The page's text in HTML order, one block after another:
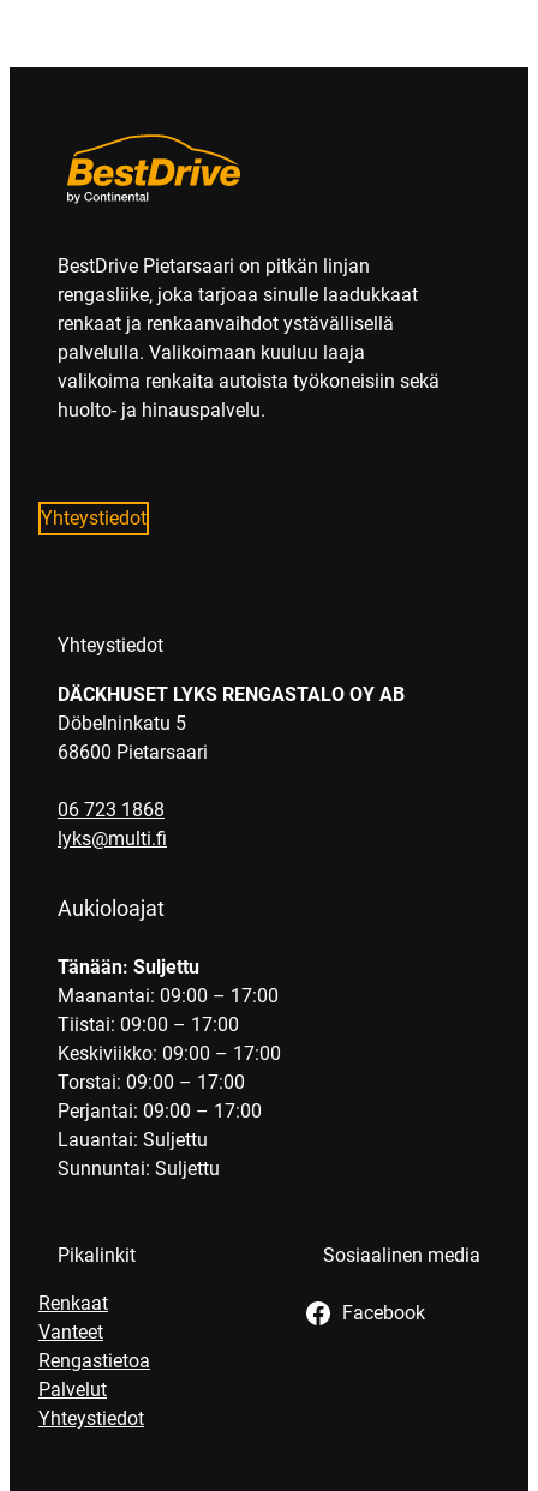
BestDrive Pietarsaari on pitkän linjan
rengasliike, joka tarjoaa sinulle laadukkaat
renkaat ja renkaanvaihdot ystävällisellä
palvelulla. Valikoimaan kuuluu laaja
valikoima renkaita autoista työkoneisiin sekä
huolto- ja hinauspalvelu.
Yhteystiedot
Yhteystiedot
DÄCKHUSET LYKS RENGASTALO OY AB
Döbelninkatu 5
68600 Pietarsaari
06 723 1868
lyks@multi.fi
Aukioloajat
Tänään: Suljettu
Maanantai: 09:00 – 17:00
Tiistai: 09:00 – 17:00
Keskiviikko: 09:00 – 17:00
Torstai: 09:00 – 17:00
Perjantai: 09:00 – 17:00
Lauantai: Suljettu
Sunnuntai: Suljettu
Pikalinkit
Renkaat
Vanteet
Rengastietoa
Palvelut
Yhteystiedot
Sosiaalinen media
Facebook